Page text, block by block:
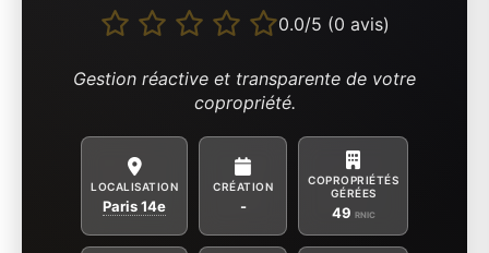
0.0/5 (0 avis)
Gestion réactive et transparente de votre
copropriété.
LOCALISATION
Paris 14e
CRÉATION
-
COPROPRIÉTÉS
GÉRÉES
49 RNIC